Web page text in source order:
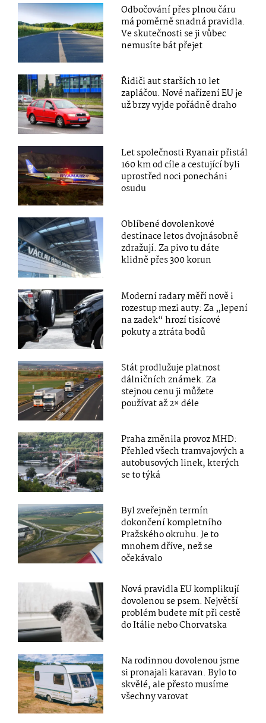
Odbočování přes plnou čáru
má poměrně snadná pravidla.
Ve skutečnosti se ji vůbec
nemusíte bát přejet
Řidiči aut starších 10 let
zapláčou. Nové nařízení EU je
už brzy vyjde pořádně draho
Let společnosti Ryanair přistál
160 km od cíle a cestující byli
uprostřed noci ponecháni
osudu
Oblíbené dovolenkové
destinace letos dvojnásobně
zdražují. Za pivo tu dáte
klidně přes 300 korun
Moderní radary měří nově i
rozestup mezi auty: Za „lepení
na zadek“ hrozí tisícové
pokuty a ztráta bodů
Stát prodlužuje platnost
dálničních známek. Za
stejnou cenu ji můžete
používat až 2× déle
Praha změnila provoz MHD:
Přehled všech tramvajových a
autobusových linek, kterých
se to týká
Byl zveřejněn termín
dokončení kompletního
Pražského okruhu. Je to
mnohem dříve, než se
očekávalo
Nová pravidla EU komplikují
dovolenou se psem. Největší
problém budete mít při cestě
do Itálie nebo Chorvatska
Na rodinnou dovolenou jsme
si pronajali karavan. Bylo to
skvělé, ale přesto musíme
všechny varovat